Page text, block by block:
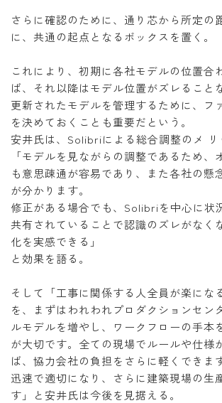
さらに確認のために、通り芯から所定の
に、共通の起点となるボックスを置く。
これにより、初期に各社モデルの位置合
ば、それ以降はモデル位置がズレること
更新されたモデルを管理するために、フ
を決めておくことも重要だという。
安井氏は、Solibriによる総合調整のメ リ
「モデルを見ながらの調整であるため、
も意思疎通が容易であり、また各社の懸
が分かります。
修正がある場合でも、Solibriを中心に状
共有されていることで認識のズレがなく
化を実感できる」
と効果を語る。
そして「工事に関係する人全員が楽にな
を、まずはわれわれプロダクションセン
ルモデルを増やし、ワークフローの手本
が大切です。全ての現場でルールや仕様
ば、協力会社の負担をさらに軽くできま
迅速で適切になり、さらに建築現場の生
す」と安井氏は今後を見据える。